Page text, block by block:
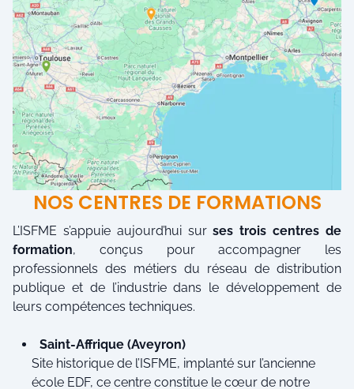
NOS CENTRES DE FORMATIONS
L’ISFME s’appuie aujourd’hui surses trois centres de
formation, conçus pour accompagner les
professionnels des métiers du réseau de distribution
publique et de l’industrie dans le développement de
leurs compétences techniques.
Saint-Affrique (Aveyron)
Site historique de l’ISFME, implanté sur l’ancienne
école EDF, ce centre constitue le cœur de notre